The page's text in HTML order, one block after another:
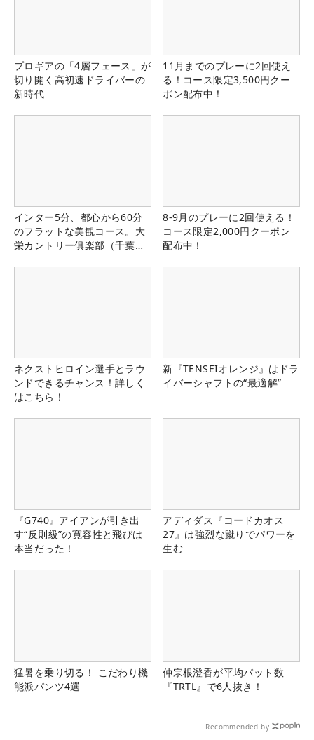
プロギアの「4層フェース」が
切り開く高初速ドライバーの
新時代
11月までのプレーに2回使え
る！コース限定3,500円クー
ポン配布中！
インター5分、都心から60分
のフラットな美観コース。大
栄カントリー俱楽部（千葉
8-9月のプレーに2回使える！
コース限定2,000円クーポン
配布中！
ネクストヒロイン選手とラウ
ンドできるチャンス！詳しく
はこちら！
新『TENSEIオレンジ』はドラ
イバーシャフトの“最適解”
『G740』アイアンが引き出
す“反則級”の寛容性と飛びは
本当だった！
アディダス『コードカオス
27』は強烈な蹴りでパワーを
生む
猛暑を乗り切る！ こだわり機
能派パンツ4選
仲宗根澄香が平均パット数
『TRTL』で6人抜き！
Recommended by